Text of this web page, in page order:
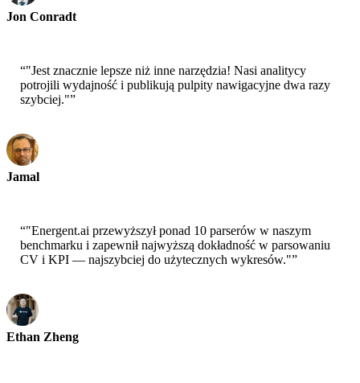
Jon Conradt
“"Jest znacznie lepsze niż inne narzędzia! Nasi analitycy
potrojili wydajność i publikują pulpity nawigacyjne dwa razy
szybciej."”
Jamal
“"Energent.ai przewyższył ponad 10 parserów w naszym
benchmarku i zapewnił najwyższą dokładność w parsowaniu
CV i KPI — najszybciej do użytecznych wykresów."”
Ethan Zheng